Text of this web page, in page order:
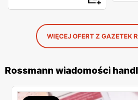
WIĘCEJ OFERT Z GAZETEK
Rossmann wiadomości